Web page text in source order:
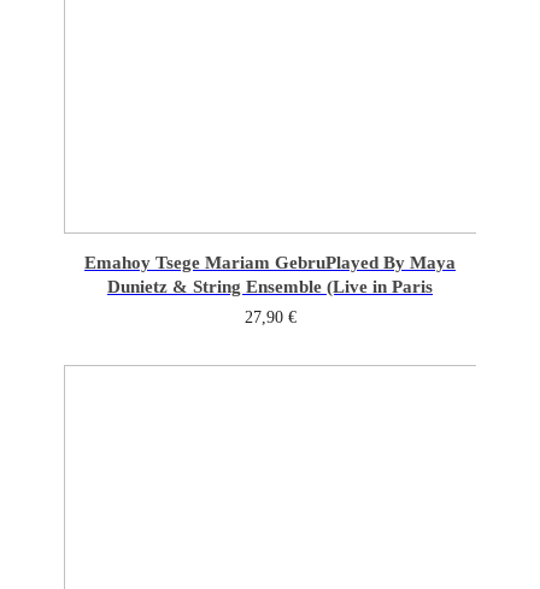
Emahoy Tsege Mariam GebruPlayed By Maya
Dunietz & String Ensemble (Live in Paris
27,90 €